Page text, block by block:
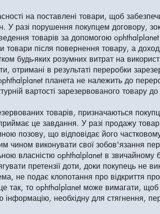
на поставлені товари, щоб
У разі порушення покупцем договору,
товарів за допомогою ophthalplanet
після повернення товару, а
будь-яких розумних витрат на
отримані в результаті переробки
планета не належить до
вартості зарезервованого товару
товарів, призначаються
це завдання. У разі продажу
позову, що відповідає його
чином виконувати свої зобов'язання
власністю ophthalplanet в звичайному
претензії доти, доки покупець не
не подає клопотання про відкриття
так, то ophthalplanet може вимагати, щоб
інформацію, необхідну для стягнення,